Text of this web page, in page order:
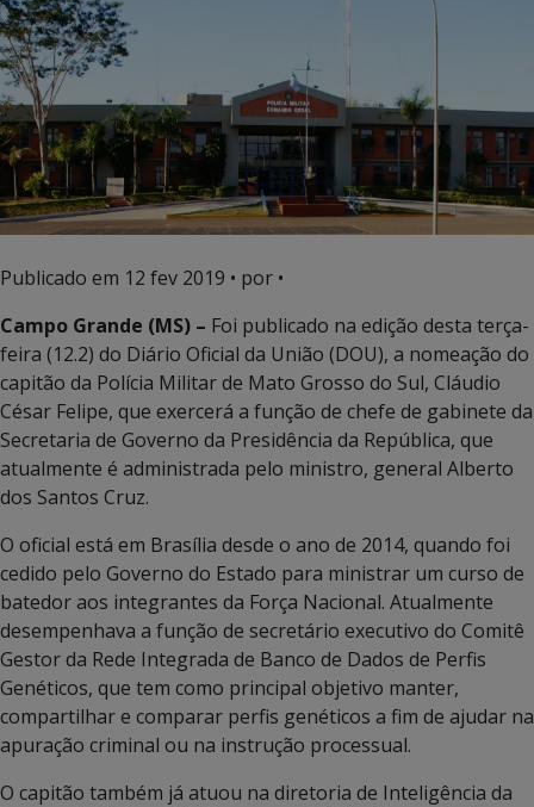
Publicado em 12 fev 2019 • por •
Campo Grande (MS) – Foi publicado na edição desta terça-
feira (12.2) do Diário Oficial da União (DOU), a nomeação do
capitão da Polícia Militar de Mato Grosso do Sul, Cláudio
César Felipe, que exercerá a função de chefe de gabinete da
Secretaria de Governo da Presidência da República, que
atualmente é administrada pelo ministro, general Alberto
dos Santos Cruz.
O oficial está em Brasília desde o ano de 2014, quando foi
cedido pelo Governo do Estado para ministrar um curso de
batedor aos integrantes da Força Nacional. Atualmente
desempenhava a função de secretário executivo do Comitê
Gestor da Rede Integrada de Banco de Dados de Perfis
Genéticos, que tem como principal objetivo manter,
compartilhar e comparar perfis genéticos a fim de ajudar na
apuração criminal ou na instrução processual.
O capitão também já atuou na diretoria de Inteligência da